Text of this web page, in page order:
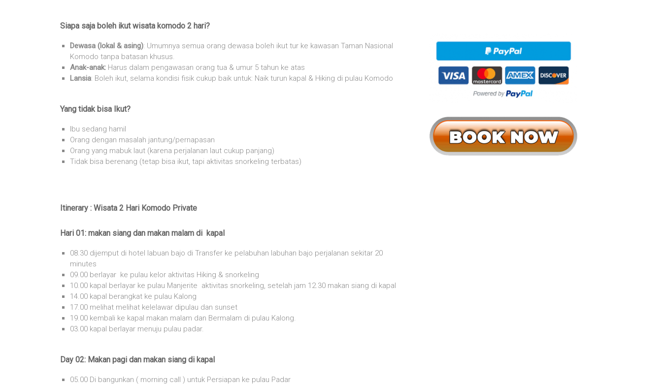
Siapa saja boleh ikut wisata komodo 2 hari?
Dewasa (lokal & asing): Umumnya semua orang dewasa boleh ikut tur ke kawasan Taman Nasional
Komodo tanpa batasan khusus.
Anak-anak: Harus dalam pengawasan orang tua & umur 5 tahun ke atas
Lansia: Boleh ikut, selama kondisi fisik cukup baik untuk: Naik turun kapal & Hiking di pulau Komodo
Yang tidak bisa Ikut?
Ibu sedang hamil
Orang dengan masalah jantung/pernapasan
Orang yang mabuk laut (karena perjalanan laut cukup panjang)
Tidak bisa berenang (tetap bisa ikut, tapi aktivitas snorkeling terbatas)
Itinerary : Wisata 2 Hari Komodo Private
Hari 01: makan siang dan makan malam di kapal
08.30 dijemput di hotel labuan bajo di Transfer ke pelabuhan labuhan bajo perjalanan sekitar 20
minutes
09.00 berlayar ke pulau kelor aktivitas Hiking & snorkeling
10.00 kapal berlayar ke pulau Manjerite aktivitas snorkeling, setelah jam 12.30 makan siang di kapal
14.00 kapal berangkat ke pulau Kalong
17.00 melihat melihat kelelawar dipulau dan sunset
19.00 kembali ke kapal makan malam dan Bermalam di pulau Kalong.
03.00 kapal berlayar menuju pulau padar.
Day 02: Makan pagi dan makan siang di kapal
05.00 Di bangunkan ( morning call ) untuk Persiapan ke pulau Padar